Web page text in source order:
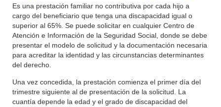
Es una prestación familiar no contributiva por cada hijo a
cargo del beneficiario que tenga una discapacidad igual o
superior al 65%. Se puede solicitar en cualquier Centro de
Atención e Información de la Seguridad Social, donde se debe
presentar el modelo de solicitud y la documentación necesaria
para acreditar la identidad y las circunstancias determinantes
del derecho.
Una vez concedida, la prestación comienza el primer día del
trimestre siguiente al de presentación de la solicitud. La
cuantía depende la edad y el grado de discapacidad del